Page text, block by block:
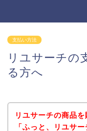
支払い方法
リユサーチの
る方へ
リユサーチの商品を
「ふっと、リユサ